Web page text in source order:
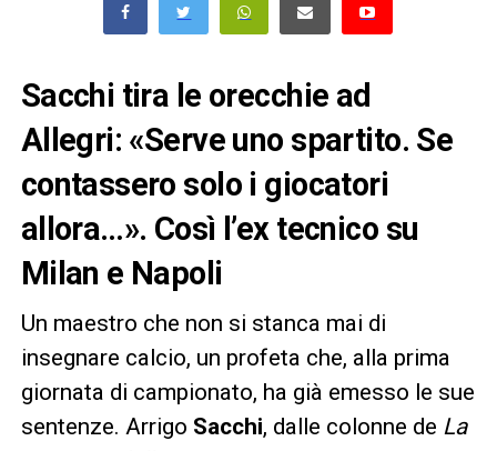
Sacchi tira le orecchie ad
Allegri: «Serve uno spartito. Se
contassero solo i giocatori
allora…». Così l’ex tecnico su
Milan e Napoli
Un maestro che non si stanca mai di
insegnare calcio, un profeta che, alla prima
giornata di campionato, ha già emesso le sue
sentenze. Arrigo Sacchi, dalle colonne de La